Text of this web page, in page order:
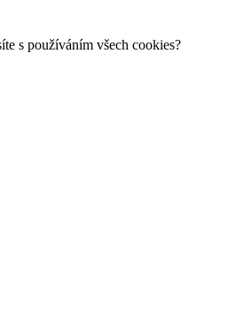
s používáním všech cookies?